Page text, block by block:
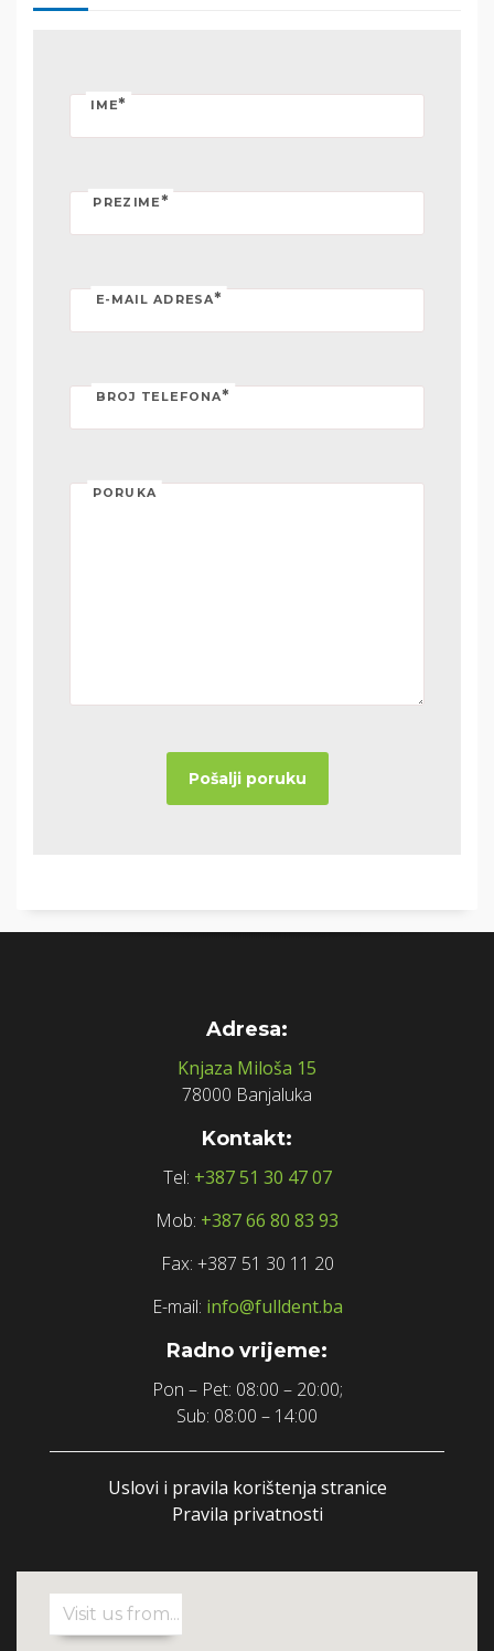
IME*
PREZIME *
E-MAIL ADRESA*
BROJ TELEFONA*
PORUKA
Adresa:
Knjaza Miloša 15
78000 Banjaluka
Kontakt:
Tel: +387 51 30 47 07
Mob: +387 66 80 83 93
Fax: +387 51 30 11 20
E-mail: info@fulldent.ba
Radno vrijeme:
Pon – Pet: 08:00 – 20:00;
Sub: 08:00 – 14:00
Uslovi i pravila korištenja stranice
Pravila privatnosti